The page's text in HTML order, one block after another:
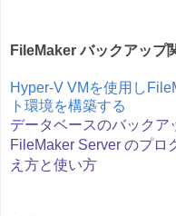
FileMaker バックアップ
Hyper-V VMを使用し
ト環境を構築する
データベースのバックア
FileMaker Server のプロ
え方と使い方